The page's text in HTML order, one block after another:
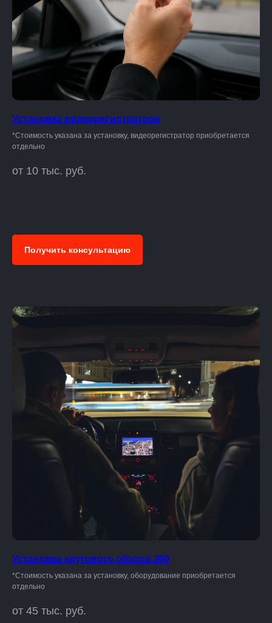
Установка видеорегистратора
*Стоимость указана за установку, видеорегистратор приобретается
отдельно
от 10 тыс. руб.
Получить консультацию
Установка кругового обзора 360
*Стоимость указана за установку, оборудование приобретается
отдельно
от 45 тыс. руб.